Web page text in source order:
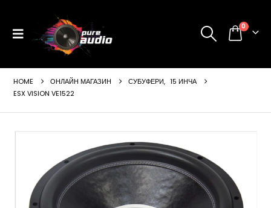
0
HOME ОНЛАЙН МАГАЗИН СУБУФЕРИ, 15 ИНЧА
ESX VISION VE1522